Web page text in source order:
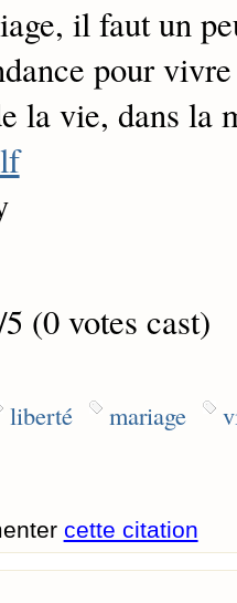
il faut un
pour
la vie, dans la
(0 votes cast)
liberté mariage
cette citation